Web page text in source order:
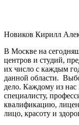
Новиков Кирилл
В Москве на
центров и студий,
их число с каждым
данной области.
дело. Каждому из нас
специалисту,
квалификацию,
лицо, красоту и